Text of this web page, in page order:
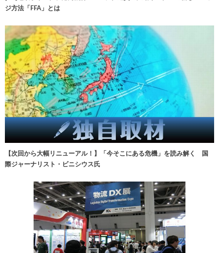
ジ方法「FFA」とは
【次回から大幅リニューアル！】「今そこにある危機」を読み解く 国
際ジャーナリスト・ビニシウス氏